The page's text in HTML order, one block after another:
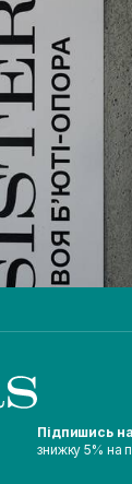
Підпишись
знижку 5% на